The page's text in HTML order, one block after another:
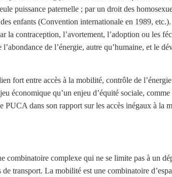
puissance paternelle ; par un droit des
enfants (Convention internationale en 1989,
contraception, l’avortement, l’adoption ou les
de l’énergie, autre qu’humaine, et le
fort entre accès à la mobilité, contrôle de
économique qu’un enjeu d’équité sociale,
dans son rapport sur les accès inégaux à la
complexe qui ne se limite pas à un
transport. La mobilité est une combinatoire